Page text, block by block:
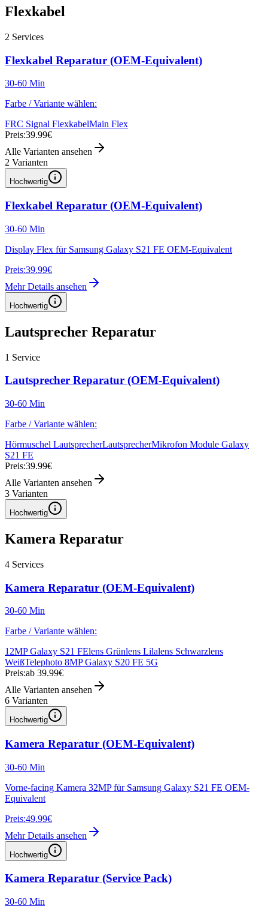
Flexkabel
2 Services
Flexkabel Reparatur (OEM-Equivalent)
30-60 Min
Farbe / Variante wählen:
FRC Signal FlexkabelMain Flex
Preis:39.99€
Alle Varianten ansehen
2 Varianten
Hochwertig
Flexkabel Reparatur (OEM-Equivalent)
30-60 Min
Display Flex für Samsung Galaxy S21 FE OEM-Equivalent
Preis:39.99€
Mehr Details ansehen
Hochwertig
Lautsprecher Reparatur
1 Service
Lautsprecher Reparatur (OEM-Equivalent)
30-60 Min
Farbe / Variante wählen:
Hörmuschel LautsprecherLautsprecherMikrofon Module Galaxy
S21 FE
Preis:39.99€
Alle Varianten ansehen
3 Varianten
Hochwertig
Kamera Reparatur
4 Services
Kamera Reparatur (OEM-Equivalent)
30-60 Min
Farbe / Variante wählen:
12MP Galaxy S21 FElens Grünlens Lilalens Schwarzlens
WeißTelephoto 8MP Galaxy S20 FE 5G
Preis:ab 39.99€
Alle Varianten ansehen
6 Varianten
Hochwertig
Kamera Reparatur (OEM-Equivalent)
30-60 Min
Vorne-facing Kamera 32MP für Samsung Galaxy S21 FE OEM-
Equivalent
Preis:49.99€
Mehr Details ansehen
Hochwertig
Kamera Reparatur (Service Pack)
30-60 Min